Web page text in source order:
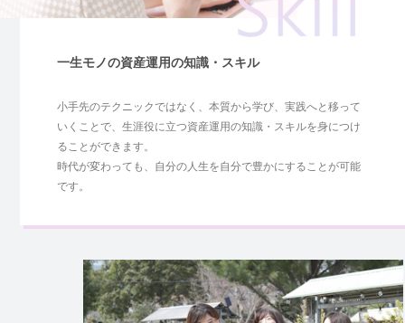
一生モノの資産運用の知識・スキル
小手先のテクニックではなく、本質から学び、実践へと移って
いくことで、生涯役に立つ資産運用の知識・スキルを身につけ
ることができます。
時代が変わっても、自分の人生を自分で豊かにすることが可能
です。